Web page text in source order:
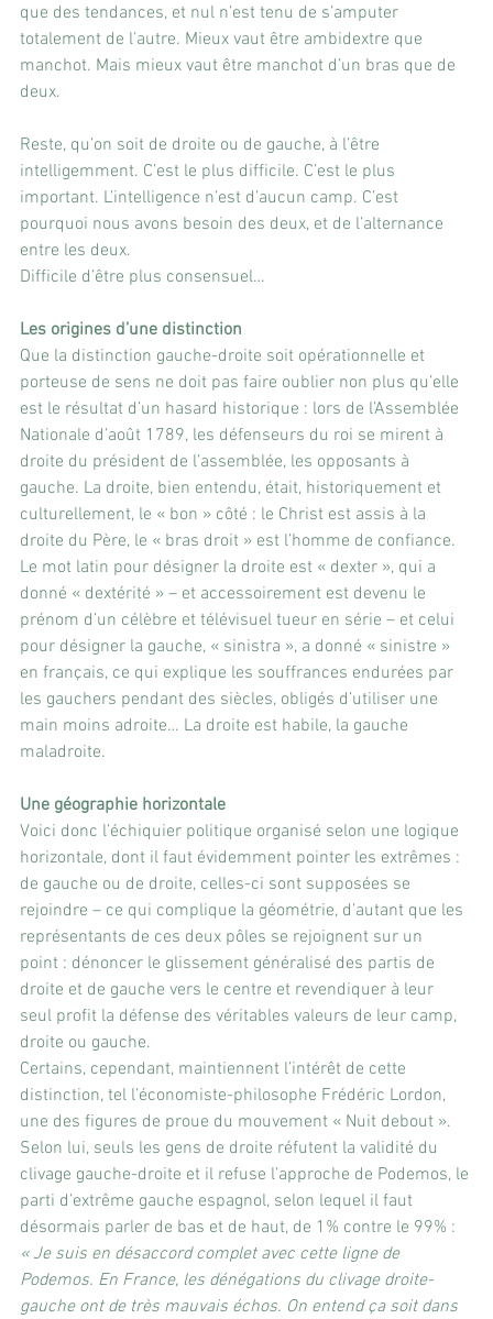
que des tendances, et nul n’est tenu de s’amputer
totalement de l’autre. Mieux vaut être ambidextre que
manchot. Mais mieux vaut être manchot d’un bras que de
deux.
Reste, qu’on soit de droite ou de gauche, à l’être
intelligemment. C’est le plus difficile. C’est le plus
important. L’intelligence n’est d’aucun camp. C’est
pourquoi nous avons besoin des deux, et de l’alternance
entre les deux.
Difficile d’être plus consensuel…
Les origines d’une distinction
Que la distinction gauche-droite soit opérationnelle et
porteuse de sens ne doit pas faire oublier non plus qu’elle
est le résultat d’un hasard historique : lors de l’Assemblée
Nationale d’août 1789, les défenseurs du roi se mirent à
droite du président de l’assemblée, les opposants à
gauche. La droite, bien entendu, était, historiquement et
culturellement, le « bon » côté : le Christ est assis à la
droite du Père, le « bras droit » est l’homme de confiance.
Le mot latin pour désigner la droite est « dexter », qui a
donné « dextérité » – et accessoirement est devenu le
prénom d’un célèbre et télévisuel tueur en série – et celui
pour désigner la gauche, « sinistra », a donné « sinistre »
en français, ce qui explique les souffrances endurées par
les gauchers pendant des siècles, obligés d’utiliser une
main moins adroite… La droite est habile, la gauche
maladroite.
Une géographie horizontale
Voici donc l’échiquier politique organisé selon une logique
horizontale, dont il faut évidemment pointer les extrêmes :
de gauche ou de droite, celles-ci sont supposées se
rejoindre – ce qui complique la géométrie, d’autant que les
représentants de ces deux pôles se rejoignent sur un
point : dénoncer le glissement généralisé des partis de
droite et de gauche vers le centre et revendiquer à leur
seul profit la défense des véritables valeurs de leur camp,
droite ou gauche.
Certains, cependant, maintiennent l’intérêt de cette
distinction, tel l’économiste-philosophe Frédéric Lordon,
une des figures de proue du mouvement « Nuit debout ».
Selon lui, seuls les gens de droite réfutent la validité du
clivage gauche-droite et il refuse l’approche de Podemos, le
parti d’extrême gauche espagnol, selon lequel il faut
désormais parler de bas et de haut, de 1% contre le 99% :
« Je suis en désaccord complet avec cette ligne de
Podemos. En France, les dénégations du clivage droite-
gauche ont de très mauvais échos. On entend ça soit dans